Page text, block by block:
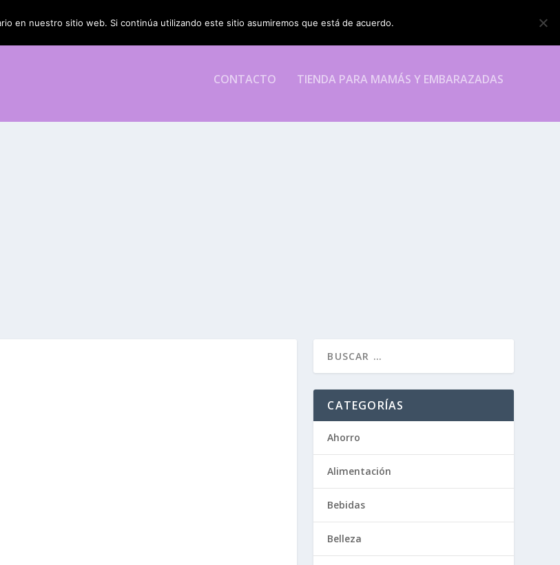
CONTACTO TIENDA PARA MAMÁS Y EMBARAZADAS
CATEGORÍAS
Ahorro
Alimentación
Bebidas
Belleza
en nuestro sitio web. Si continúa utilizando este sitio asumiremos que está de acuerdo.